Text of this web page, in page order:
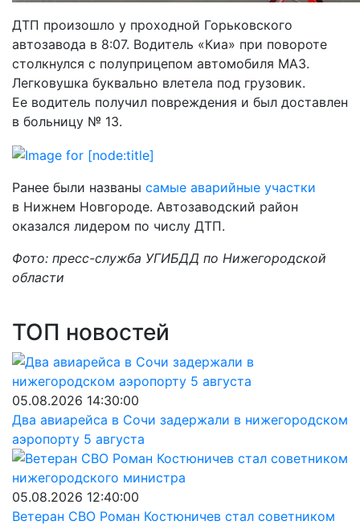
ДТП произошло у проходной Горьковского
автозавода в 8:07. Водитель «Киа» при повороте
столкнулся с полуприцепом автомобиля МАЗ.
Легковушка буквально влетела под грузовик.
Ее водитель получил повреждения и был доставлен
в больницу № 13.
Ранее были названы самые аварийные участки
в Нижнем Новгороде. Автозаводский район
оказался лидером по числу ДТП.
Фото: пресс-служба УГИБДД по Нижегородской
области
ТОП новостей
05.08.2026 14:30:00
Два авиарейса в Сочи задержали в нижегородском
аэропорту 5 августа
05.08.2026 12:40:00
Ветеран СВО Роман Костюничев стал советником